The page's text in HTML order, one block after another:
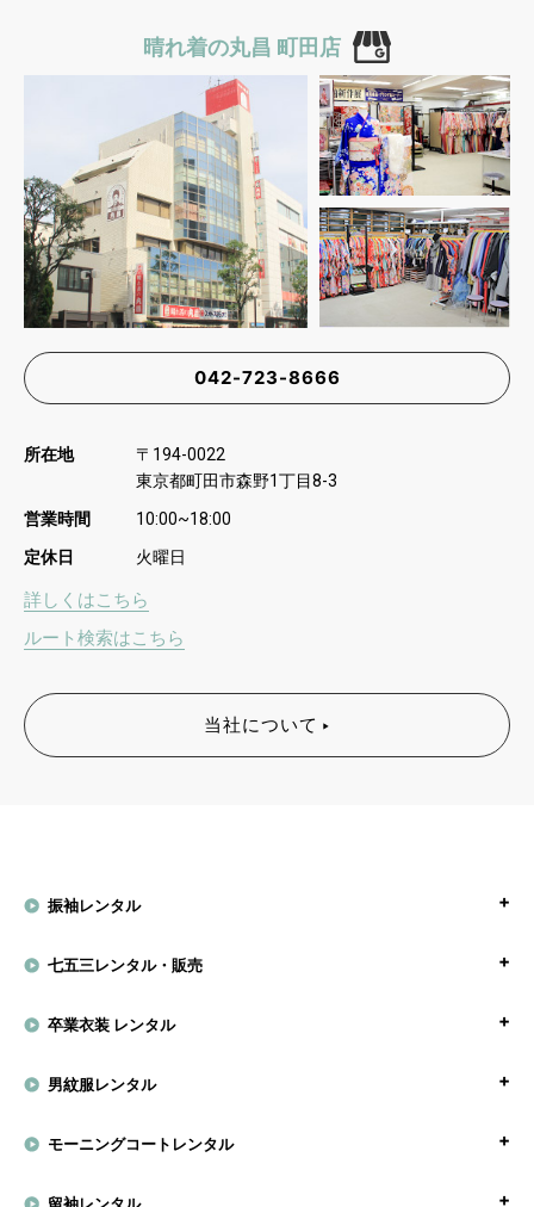
晴れ着の丸昌 町田店
042-723-8666
所在地 〒 194-0022
東京都町田市森野1丁目8-3
営業時間 10:00~18:00
定休日 火曜日
詳しくはこちら
ルート検索はこちら
当社について
振袖レンタル
七五三レンタル・販売
卒業衣装 レンタル
男紋服レンタル
モーニングコートレンタル